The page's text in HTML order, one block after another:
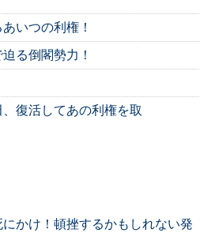
いつの利権！
る倒閣勢力！
復活してあの利権を取
かけ！頓挫するかもしれない発